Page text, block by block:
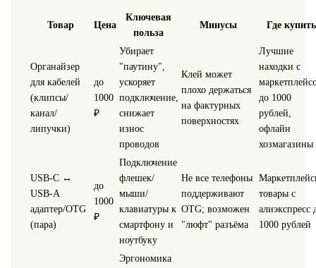
Товар Цена
Ключевая
польза
Минусы Где купить
Органайзер
для кабелей
(клипсы/
канал/
липучки)
до
1000
₽
Убирает
"паутину",
ускоряет
подключение,
снижает
износ
проводов
Клей может
плохо держаться
на фактурных
поверхностях
Лучшие
находки с
до 1000
рублей,
офлайн
хозмагазины
USB‑C ↔
USB‑A
адаптер/OTG
(пара)
до
1000
₽
Подключение
флешек/
мыши/
клавиатуры к
смартфону и
ноутбуку
Не все телефоны
поддерживают
OTG; возможен
"люфт" разъёма
товары с
алиэкспресс
1000 рублей
Эргономика